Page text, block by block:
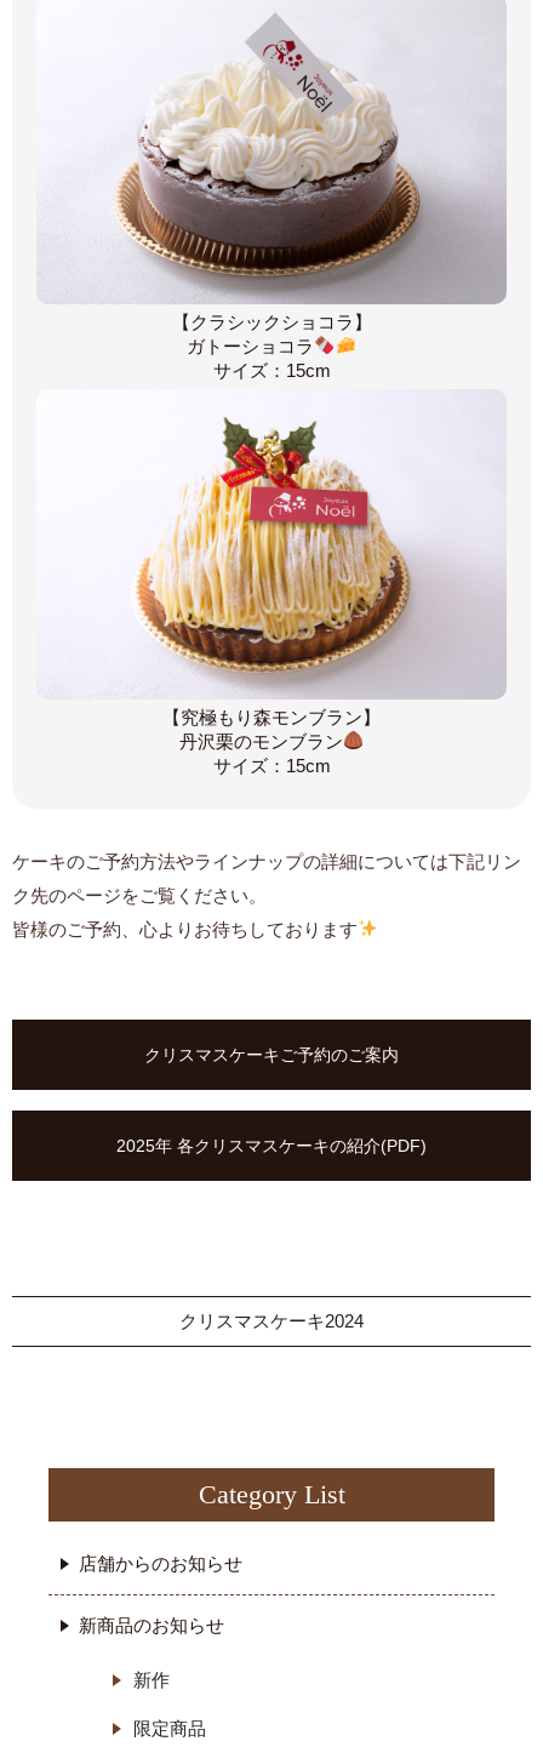
【クラシックショコラ】
ガトーショコラ
サイズ：15cm
【究極もり森モンブラン】
丹沢栗のモンブラン
サイズ：15cm
ケーキのご予約方法やラインナップの詳細については下記リン
ク先のページをご覧ください。
皆様のご予約、心よりお待ちしております
クリスマスケーキご予約のご案内
2025年 各クリスマスケーキの紹介(PDF)
クリスマスケーキ2024
Category List
店舗からのお知らせ
新商品のお知らせ
新作
限定商品